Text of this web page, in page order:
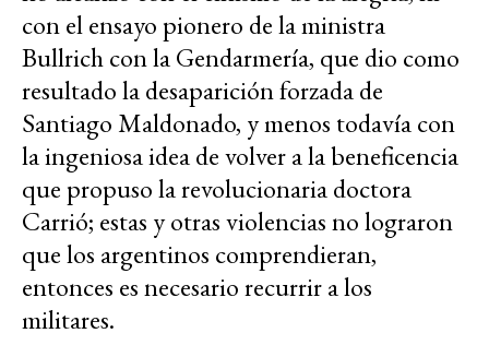
con el ensayo pionero de la ministra
Bullrich con la Gendarmería, que dio como
resultado la desaparición forzada de
Santiago Maldonado, y menos todavía con
la ingeniosa idea de volver a la beneficencia
que propuso la revolucionaria doctora
Carrió; estas y otras violencias no lograron
que los argentinos comprendieran,
entonces es necesario recurrir a los
militares.